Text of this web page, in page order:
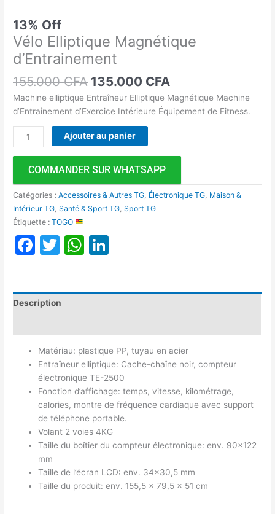
13% Off
Vélo Elliptique Magnétique
d’Entrainement
155.000CFA 135.000 CFA
Machine elliptique Entraîneur Elliptique Magnétique Machine
d’Entraînement d’Exercice Intérieure Équipement de Fitness.
Ajouter au panier
COMMANDER SUR WHATSAPP
Catégories :Accessoires & Autres TG, Électronique TG, Maison &
Intérieur TG,Santé & Sport TG,Sport TG
Étiquette :TOGO
Facebook
TwitterWhatsApp
Description
Matériau: plastique PP, tuyau en acier
Entraîneur elliptique: Cache-chaîne noir, compteur
électronique TE-2500
Fonction d’affichage: temps, vitesse, kilométrage,
calories, montre de fréquence cardiaque avec support
de téléphone portable.
Volant 2 voies 4KG
Taille du boîtier du compteur électronique: env. 90×122
mm
Taille de l’écran LCD: env. 34×30,5 mm
Taille du produit: env. 155,5 x 79,5 x 51 cm